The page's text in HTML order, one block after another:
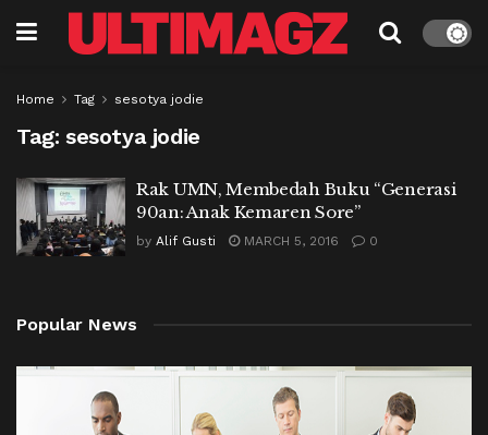
Home Tag sesotya jodie
Tag: sesotya jodie
Rak UMN, Membedah Buku “Generasi
90an: Anak Kemaren Sore”
by Alif Gusti MARCH 5, 2016 0
Popular News